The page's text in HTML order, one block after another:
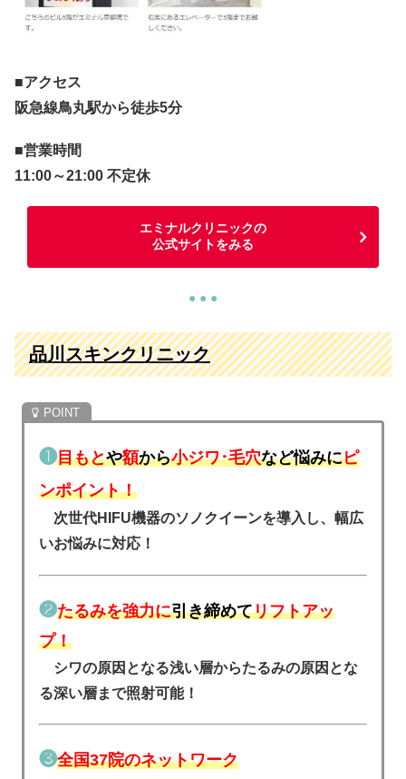
■アクセス
阪急線鳥丸駅から徒歩5分
■営業時間
11:00～21:00 不定休
エミナルクリニックの
公式サイトをみる
● ● ●
品川スキンクリニック
❶目もとや額から小ジワ･毛穴など悩みにピ
ンポイント！
次世代HIFU機器のソノクイーンを導入し、幅広
いお悩みに対応！
❷たるみを強力に引き締めてリフトアッ
プ！
シワの原因となる浅い層からたるみの原因とな
る深い層まで照射可能！
❸全国37院のネットワーク